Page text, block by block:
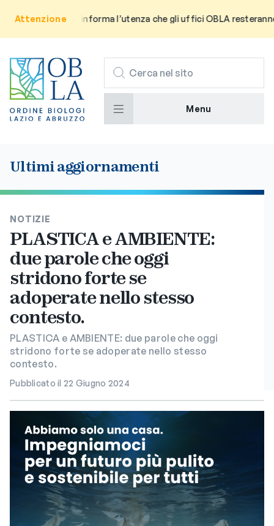
Attenzione
Avviso: Si informa l’utenza che gli uffici OBLA resteranno
CERCA
Menu
Ultimi aggiornamenti
NOTIZIE
PLASTICA e AMBIENTE:
due parole che oggi
stridono forte se
adoperate nello stesso
contesto.
PLASTICA e AMBIENTE: due parole che oggi
stridono forte se adoperate nello stesso
contesto.
Pubblicato il 22 Giugno 2024